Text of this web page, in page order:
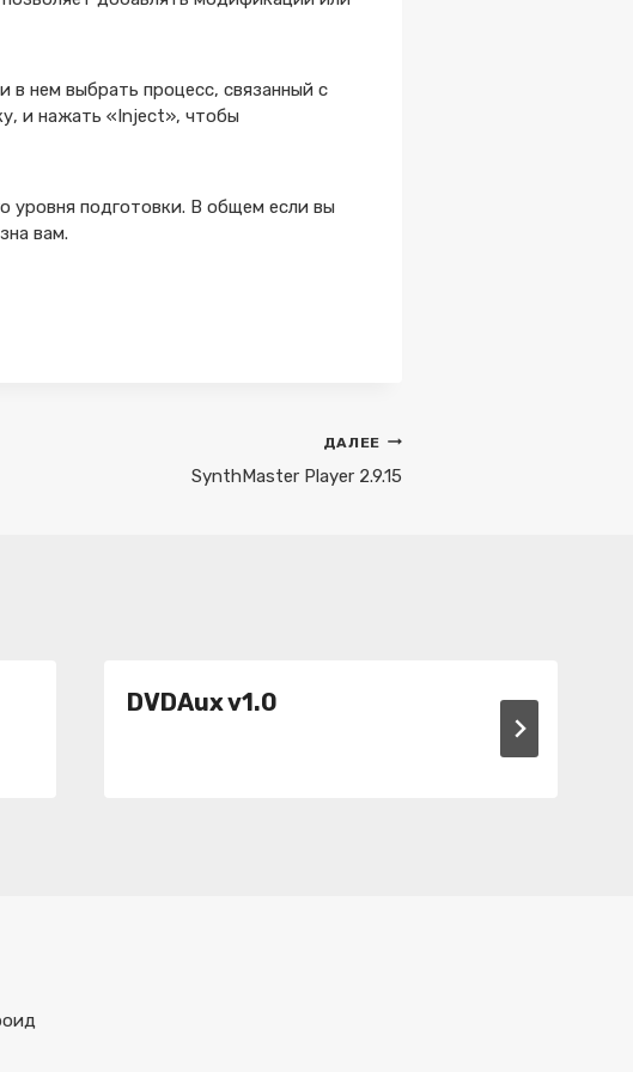
нем выбрать процесс, связанный с
и нажать «Inject», чтобы
уровня подготовки. В общем если вы
вам.
ДАЛЕЕ
SynthMaster Player 2.9.15
DVDAux v1.0